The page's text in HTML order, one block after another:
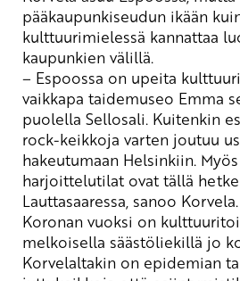
pääkaupunkiseudun ikään
kulttuurimielessä kannattaa
kaupunkien välillä.
– Espoossa on upeita
vaikkapa taidemuseo Emma
puolella Sellosali. Kuitenkin
rock-keikkoja varten joutuu
hakeutumaan Helsinkiin.
harjoittelutilat ovat tällä
Lauttasaaressa, sanoo Korvela.
Koronan vuoksi on
melkoisella säästöliekillä jo
Korvelaltakin on epidemian